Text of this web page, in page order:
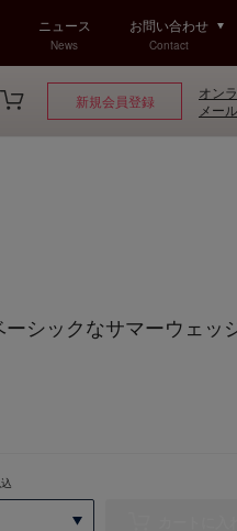
ニュース
News
お問い合わせ
Contact
新規会員登録
オン
メー
シックなサマーウェッ